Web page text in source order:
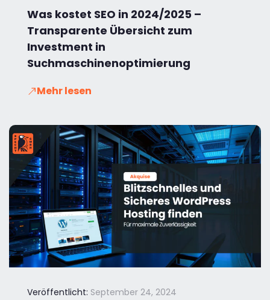
Was kostet SEO in 2024/2025 –
Transparente Übersicht zum
Investment in
Suchmaschinenoptimierung
Mehr lesen
Veröffentlicht: September 24, 2024